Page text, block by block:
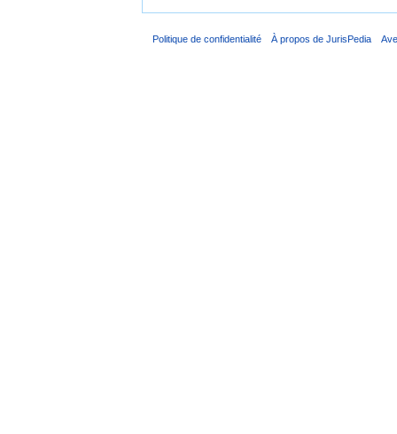
Politique de confidentialité À propos de JurisPedia